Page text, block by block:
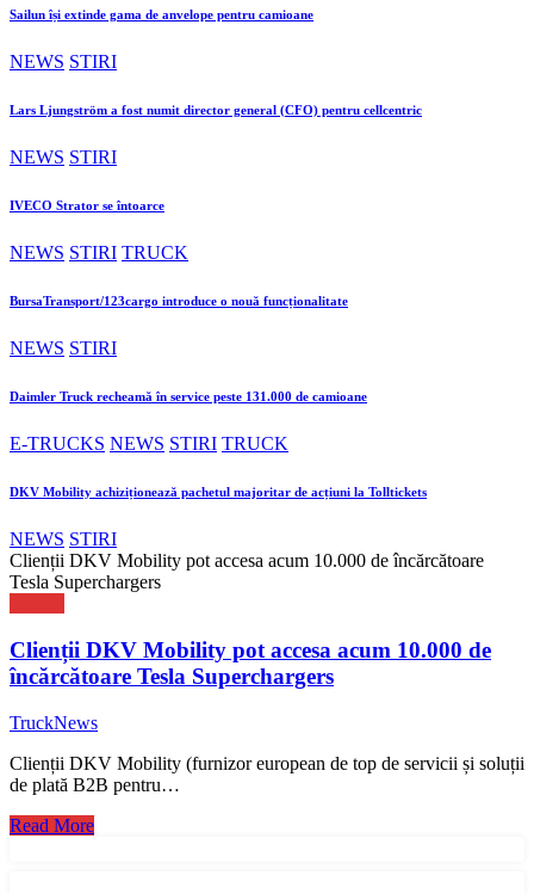
Sailun își extinde gama de anvelope pentru camioane
NEWS STIRI
Lars Ljungström a fost numit director general (CFO) pentru cellcentric
NEWS STIRI
IVECO Strator se întoarce
NEWS STIRI TRUCK
BursaTransport/123cargo introduce o nouă funcționalitate
NEWS STIRI
Daimler Truck recheamă în service peste 131.000 de camioane
E-TRUCKS NEWS STIRI TRUCK
DKV Mobility achiziționează pachetul majoritar de acțiuni la Tolltickets
NEWS STIRI
Clienții DKV Mobility pot accesa acum 10.000 de încărcătoare
Tesla Superchargers
Clienții DKV Mobility pot accesa acum 10.000 de
încărcătoare Tesla Superchargers
TruckNews
Clienții DKV Mobility (furnizor european de top de servicii și soluții
de plată B2B pentru…
Read More